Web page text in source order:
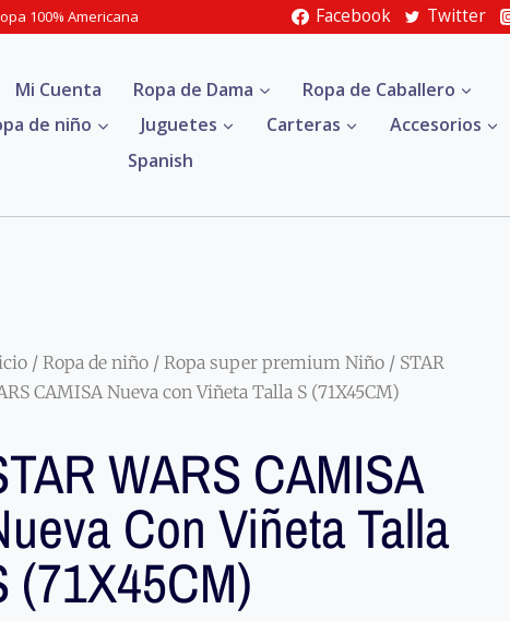
100% Americana Facebook Twitter
Mi Cuenta Ropa de Dama
Ropa de Caballero
de niño Juguetes Carteras
Accesorios
Spanish
/ Ropa de niño / Ropa super premium Niño / STAR
CAMISA Nueva con Viñeta Talla S (71X45CM)
WARS CAMISA
Con Viñeta Talla
(71X45CM)